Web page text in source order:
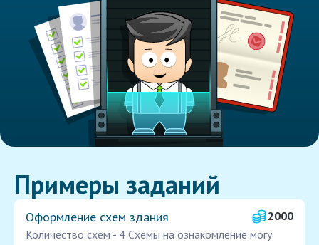
Примеры заданий
Оформление схем здания
2000
Количество схем - 4 Схемы на ознакомление могу